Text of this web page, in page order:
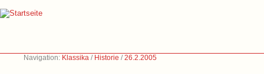
Navigation: Klassika / Historie /26.2.2005